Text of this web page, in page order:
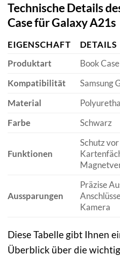
Technische Details
Case für Galaxy A21s
EIGENSCHAFT
DETAILS
Produktart
Book Case
Kompatibilität
Samsung
Material
Farbe
Schwarz
Funktionen
Schutz
Aussparungen
Präzise
Kamera
Diese Tabelle gibt Ihnen
Überblick über die